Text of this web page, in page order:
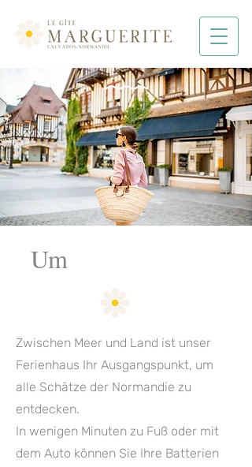
Um
Zwischen Meer und Land ist unser
Ferienhaus Ihr Ausgangspunkt, um
alle Schätze der Normandie zu
entdecken.
In wenigen Minuten zu Fuß oder mit
dem Auto können Sie Ihre Batterien